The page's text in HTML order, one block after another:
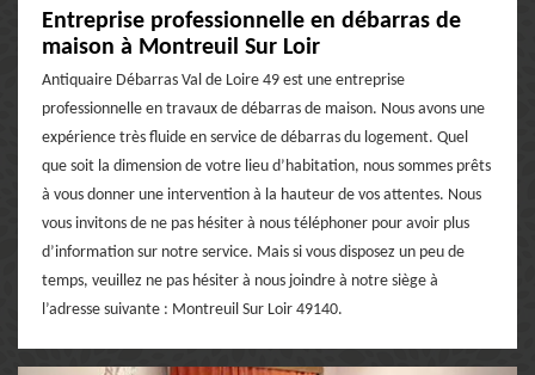
Entreprise professionnelle en débarras de
maison à Montreuil Sur Loir
Antiquaire Débarras Val de Loire 49 est une entreprise
professionnelle en travaux de débarras de maison. Nous avons une
expérience très fluide en service de débarras du logement. Quel
que soit la dimension de votre lieu d’habitation, nous sommes prêts
à vous donner une intervention à la hauteur de vos attentes. Nous
vous invitons de ne pas hésiter à nous téléphoner pour avoir plus
d’information sur notre service. Mais si vous disposez un peu de
temps, veuillez ne pas hésiter à nous joindre à notre siège à
l’adresse suivante : Montreuil Sur Loir 49140.